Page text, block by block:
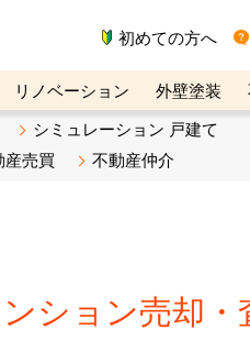
初めての方へ
リノベーション 外壁塗装
不動産売却ご相談デスク
シミュレーション 戸建て
産売買 不動産仲介
ション売却・